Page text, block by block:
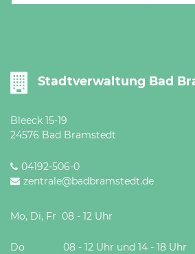
Öffnungszeiten
Stadtverwaltung Bad
Bleeck 15-19
24576 Bad Bramstedt
04192-506-0
zentrale@badbramstedt.de
Mo, Di, Fr 08 - 12 Uhr
Do 08 - 12 Uhr und 14 - 18 Uhr